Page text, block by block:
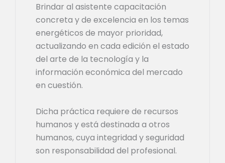
Brindar al asistente capacitación
concreta y de excelencia en los temas
energéticos de mayor prioridad,
actualizando en cada edición el estado
del arte de la tecnología y la
información económica del mercado
en cuestión.
Dicha práctica requiere de recursos
humanos y está destinada a otros
humanos, cuya integridad y seguridad
son responsabilidad del profesional.